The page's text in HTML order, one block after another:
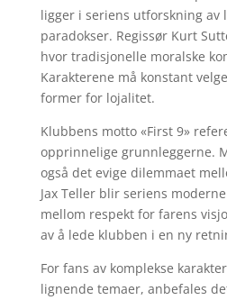
ligger i seriens utforskning av
paradokser. Regissør Kurt
hvor tradisjonelle moralske
Karakterene må konstant
former for lojalitet.
Klubbens motto «First 9»
opprinnelige grunnleggerne.
også det evige dilemmaet
Jax Teller blir seriens
mellom respekt for farens
av å lede klubben i en ny
For fans av komplekse
lignende temaer, anbefales